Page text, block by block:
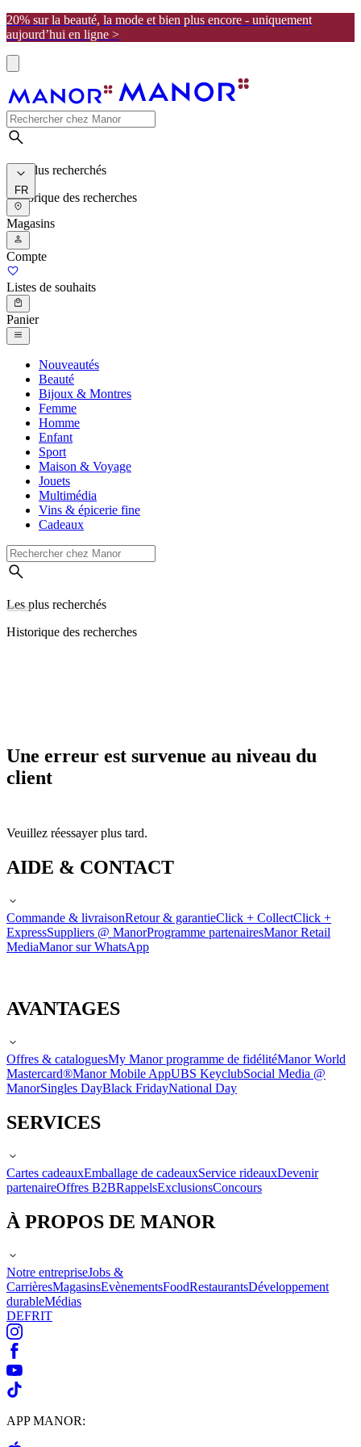
20% sur la beauté, la mode et bien plus encore - uniquement
aujourd’hui en ligne >
Les plus recherchés
Historique des recherches
FR
Magasins
Compte
Listes de souhaits
Panier
Nouveautés
Beauté
Bijoux & Montres
Femme
Homme
Enfant
Sport
Maison & Voyage
Jouets
Multimédia
Vins & épicerie fine
Cadeaux
Les plus recherchés
Historique des recherches
Une erreur est survenue au niveau du
client
Veuillez réessayer plus tard.
AIDE & CONTACT
Commande & livraisonRetour & garantieClick + CollectClick +
ExpressSuppliers @ ManorProgramme partenairesManor Retail
MediaManor sur WhatsApp
AVANTAGES
Offres & cataloguesMy Manor programme de fidélitéManor World
Mastercard®Manor Mobile AppUBS KeyclubSocial Media @
ManorSingles DayBlack FridayNational Day
SERVICES
Cartes cadeauxEmballage de cadeauxService rideauxDevenir
partenaireOffres B2BRappelsExclusionsConcours
À PROPOS DE MANOR
Notre entrepriseJobs &
CarrièresMagasinsEvènementsFoodRestaurantsDéveloppement
durableMédias
DEFRIT
APP MANOR: